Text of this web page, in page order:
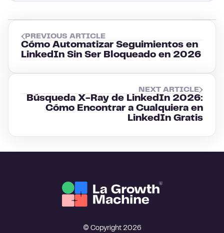
PREVIOUS ARTICLE
Cómo Automatizar Seguimientos en
LinkedIn Sin Ser Bloqueado en 2026
NEXT ARTICLE
Búsqueda X-Ray de LinkedIn 2026:
Cómo Encontrar a Cualquiera en
LinkedIn Gratis
© Copyright 2026